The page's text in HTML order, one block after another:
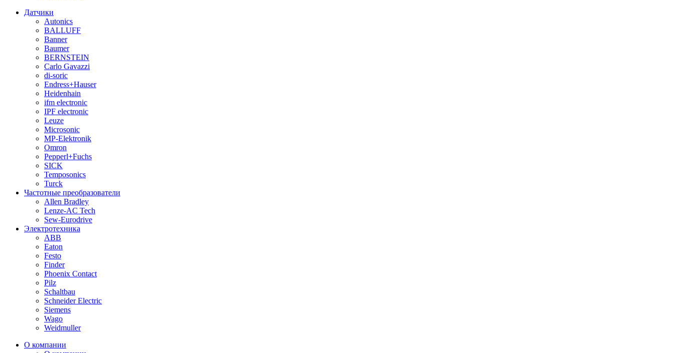
Датчики
Autonics
BALLUFF
Banner
Baumer
BERNSTEIN
Carlo Gavazzi
di-soric
Endress+Hauser
Heidenhain
ifm electronic
IPF electronic
Leuze
Microsonic
MP-Elektronik
Omron
Pepperl+Fuchs
SICK
Temposonics
Turck
Частотные преобразователи
Allen Bradley
Lenze-AC Tech
Sew-Eurodrive
Электротехника
ABB
Eaton
Festo
Finder
Phoenix Contact
Pilz
Schaltbau
Schneider Electric
Siemens
Wago
Weidmuller
О компании